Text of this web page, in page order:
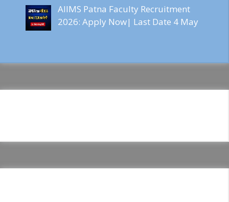
AIIMS Patna Faculty Recruitment
2026: Apply Now| Last Date 4 May